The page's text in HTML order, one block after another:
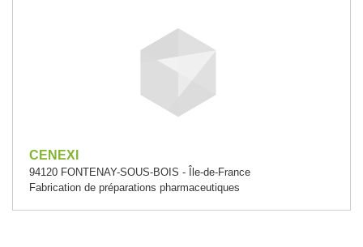
CENEXI
94120 FONTENAY-SOUS-BOIS - Île-de-France
Fabrication de préparations pharmaceutiques